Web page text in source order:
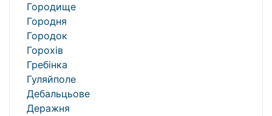
Городище
Городня
Городок
Горохів
Гребінка
Гуляйполе
Дебальцьове
Деражня